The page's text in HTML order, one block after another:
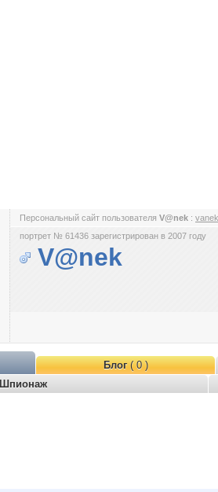
Персональный сайт пользователя V@nek :
портрет № 61436 зарегистрирован в 2007 году
V@nek
Блог( 0 )
Шпионаж